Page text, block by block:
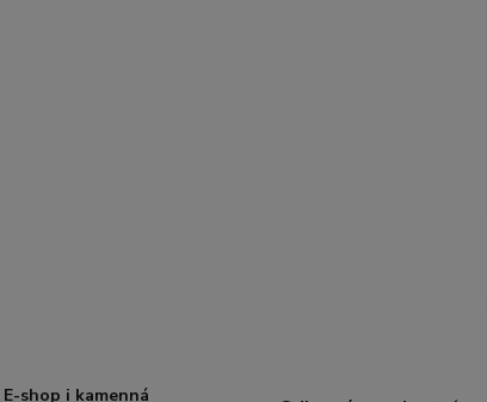
E-shop i kamenná